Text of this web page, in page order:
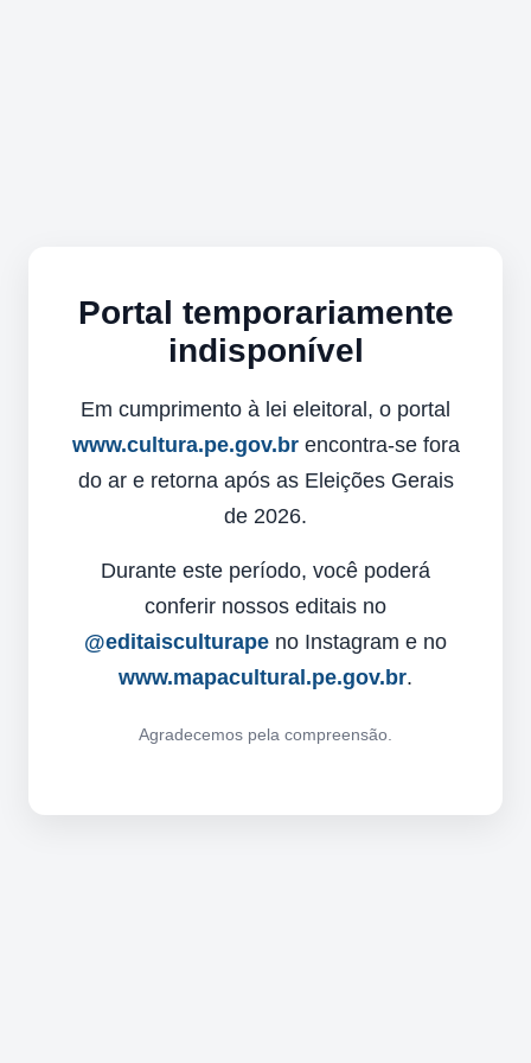
Portal temporariamente
indisponível
Em cumprimento à lei eleitoral, o portal
www.cultura.pe.gov.brencontra-se fora
do ar e retorna após as Eleições Gerais
de 2026.
Durante este período, você poderá
conferir nossos editais no
@editaisculturape no Instagram e no
www.mapacultural.pe.gov.br.
Agradecemos pela compreensão.